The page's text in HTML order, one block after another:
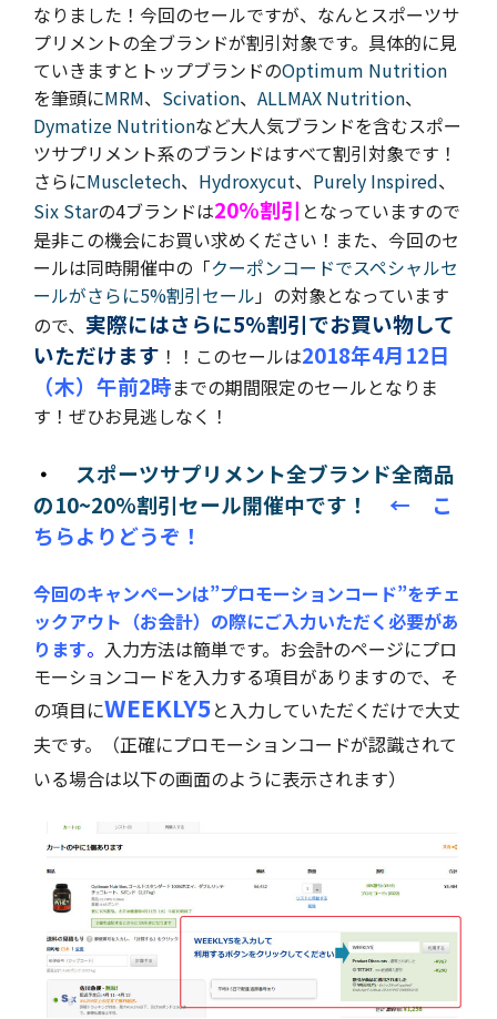
なりました！今回のセールですが、なんとスポーツサ
プリメントの全ブランドが割引対象です。具体的に見
ていきますとトップブランドのOptimum Nutrition
を筆頭にMRM、 Scivation、 ALLMAX Nutrition、
Dymatize Nutritionなど大人気ブランドを含むスポー
ツサプリメント系のブランドはすべて割引対象です！
さらにMuscletech、 Hydroxycut、 Purely Inspired、
Six Starの4ブランドは20%割引 となっていますので
是非この機会にお買い求めください！また、今回のセ
ールは同時開催中の「クーポンコードでスペシャルセ
ールがさらに5%割引セール」の対象となっています
ので、 実際にはさらに5%割引でお買い物して
いただけます ！！ このセールは2018年4月12日
（木）午前2時までの期間限定のセールとなりま
す！ぜひお見逃しなく！
・ スポーツサプリメント全ブランド全商品
の10~20%割引セール開催中です！
← こ
ちらよりどうぞ！
今回のキャンペーンは”プロモーションコード”をチェ
ックアウト（お会計）の際にご入力いただく必要があ
ります。 入力方法は簡単です。お会計のページにプロ
モーションコードを入力する項目がありますので、そ
の項目にWEEKLY5と入力していただくだけで大丈
夫です。（正確にプロモーションコードが認識されて
いる場合は以下の画面のように表示されます）